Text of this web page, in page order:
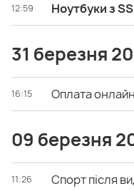
12:59 Ноутбуки з
31 березня
16:15 Оплата
09 березня
11:26 Спорт після